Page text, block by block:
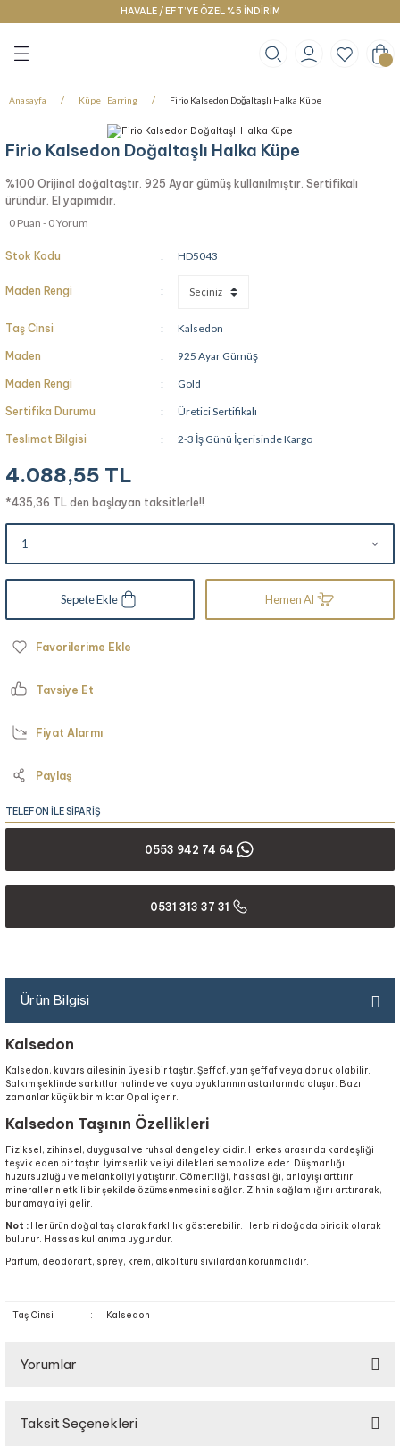
HAVALE / EFT’YE ÖZEL %5 İNDİRİM
Geri Dön
Geri Dön
Geri Dön
Anasayfa Küpe | Earring Firio Kalsedon Doğaltaşlı Halka Küpe
Firio Kalsedon Doğaltaşlı Halka Küpe
%100 Orijinal doğaltaştır. 925 Ayar gümüş kullanılmıştır. Sertifikalı
üründür. El yapımıdır.
0 Puan - 0 Yorum
Stok Kodu HD5043
Maden Rengi
Taş Cinsi Kalsedon
Maden 925 Ayar Gümüş
Maden Rengi Gold
Sertifika Durumu Üretici Sertifikalı
Teslimat Bilgisi 2-3 İş Günü İçerisinde Kargo
4.088,55 TL
*435,36 TL den başlayan taksitlerle!!
Sepete Ekle Hemen Al
Tavsiye Et
Fiyat Alarmı
Paylaş
TELEFON İLE SİPARİŞ
0553 942 74 64
0531 313 37 31
Ürün Bilgisi
Kalsedon
Kalsedon, kuvars ailesinin üyesi bir taştır. Şeffaf, yarı şeffaf veya donuk olabilir.
Salkım şeklinde sarkıtlar halinde ve kaya oyuklarının astarlarında oluşur. Bazı
zamanlar küçük bir miktar Opal içerir.
Kalsedon Taşının Özellikleri
Fiziksel, zihinsel, duygusal ve ruhsal dengeleyicidir. Herkes arasında kardeşliği
teşvik eden bir taştır. İyimserlik ve iyi dilekleri sembolize eder. Düşmanlığı,
huzursuzluğu ve melankoliyi yatıştırır. Cömertliği, hassaslığı, anlayışı arttırır,
minerallerin etkili bir şekilde özümsenmesini sağlar. Zihnin sağlamlığını arttırarak,
bunamaya iyi gelir.
Not : Her ürün doğal taş olarak farklılık gösterebilir. Her biri doğada biricik olarak
bulunur. Hassas kullanıma uygundur.
Parfüm, deodorant, sprey, krem, alkol türü sıvılardan korunmalıdır.
Taş Cinsi : Kalsedon
Yorumlar
Taksit Seçenekleri